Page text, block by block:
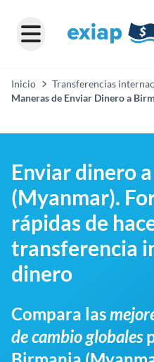
Inicio Transferencias
Maneras de Enviar Dinero a
Enviar dinero
(Myanmar).
rápidas de
transferencia
dinero
Compara las
de cambio globales